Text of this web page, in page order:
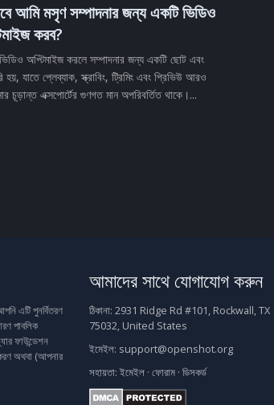
আমি মসৃণ সম্পাদনার জন্য একটি ভিডিও
করব?
অপ্টিমাইজ করলে সম্পাদনার জন্য একটি ছোট এবং
যাতে প্লেব্যাক, স্ক্রাবিং, ট্রিমিং এবং প্রিভিউ আরও
চূড়ান্ত এক্সপোর্টের গুণগত মান অপরিবর্তিত থাকে।...
এটি পুনর্বিতরণ
পাবলিক
ফাউন্ডেশন
অথবা (আপনার
আমাদের সাথে যোগাযোগ করুন
ঠিকানা: 2931 Ridge Rd #101, Rockwall, TX
75032, United States
ইমেইল: support@openshot.org
সহায়তা: ইমেইল · ফোরাম · ডিসকর্ড